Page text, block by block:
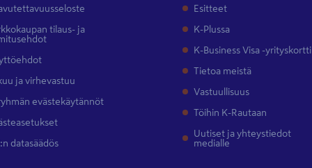
tilaus- ja
ja virhevastuu
evästekäytännöt
datasäädös
Esitteet
K-Plussa
K-Business Visa -yrityskortti
Tietoa meistä
Vastuullisuus
Töihin K-Rautaan
Uutiset ja yhteystiedot
medialle